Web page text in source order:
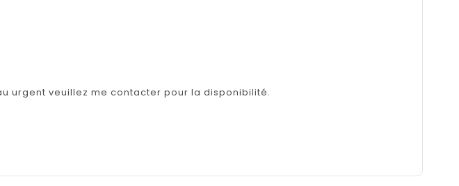
urgent veuillez me contacter pour la disponibilité.